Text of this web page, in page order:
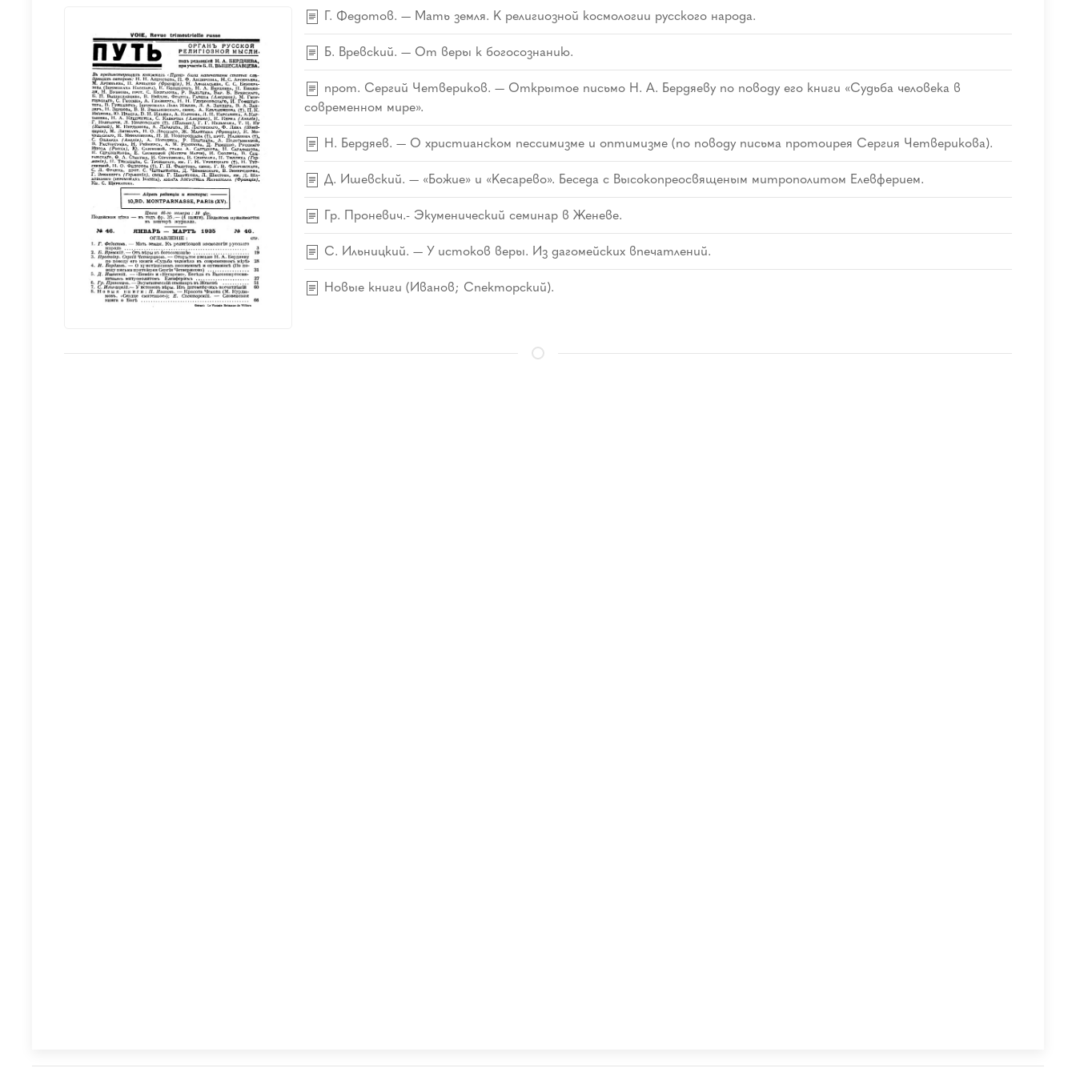
Г. Федотов. — Мать земля. К религиозной космологии русского народа.
Б. Вревский. — От веры к богосознанию.
прот. Сергий Четвериков. — Открытое письмо Н. А. Бердяеву по поводу его книги «Судьба человека в
современном мире».
Н. Бердяев. — О христианском пессимизме и оптимизме (по поводу письма протоирея Сергия Четверикова).
Д. Ишевский. — «Божие» и «Кесарево». Беседа с Высокопреосвященым митрополитом Елевферием.
Гр. Проневич.- Экуменический семинар в Женеве.
С. Ильницкий. — У истоков веры. Из дагомейских впечатлений.
Новые книги (Иванов; Спекторский).